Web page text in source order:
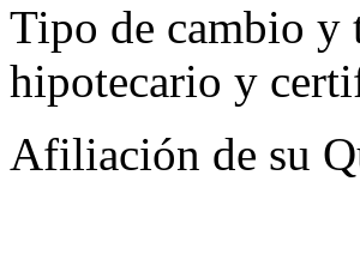
Tipo de cambio y
hipotecario y
Afiliación de su